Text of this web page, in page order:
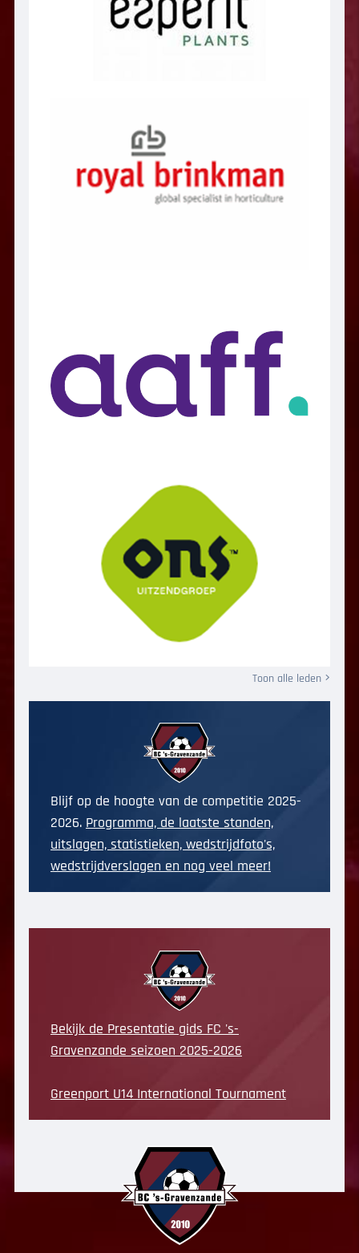
Toon alle leden
Blijf op de hoogte van de competitie 2025-
2026. Programma, de laatste standen,
uitslagen, statistieken, wedstrijdfoto's,
wedstrijdverslagen en nog veel meer!
Bekijk de Presentatie gids FC 's-
Gravenzande seizoen 2025-2026
Greenport U14 International Tournament